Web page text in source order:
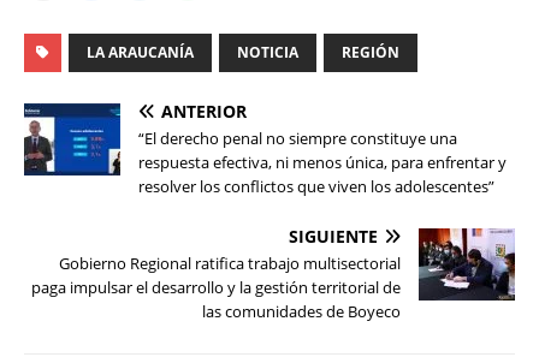
LA ARAUCANÍA NOTICIA REGIÓN
ANTERIOR
“El derecho penal no siempre constituye una
respuesta efectiva, ni menos única, para enfrentar y
resolver los conflictos que viven los adolescentes”
SIGUIENTE
Gobierno Regional ratifica trabajo multisectorial
paga impulsar el desarrollo y la gestión territorial de
las comunidades de Boyeco